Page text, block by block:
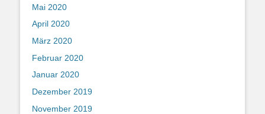
Mai 2020
April 2020
März 2020
Februar 2020
Januar 2020
Dezember 2019
November 2019